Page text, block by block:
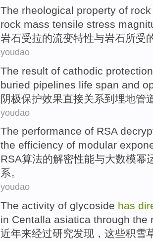
The rheological property of rock
rock mass tensile stress
岩石受拉的流变特性与岩石所受
youdao
The result of cathodic protection
buried pipelines life span and
阴极保护效果直接关系到埋地管
youdao
The performance of RSA
the efficiency of modular
RSA算法的解密性能与大数模幂
系。
youdao
The activity of glycoside has
in Centalla asiatica through the
近年来经过研究发现， 这些积雪